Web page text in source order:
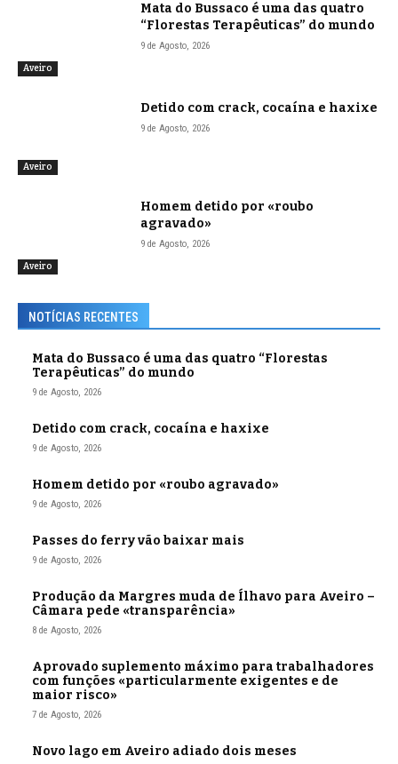
Aveiro
Mata do Bussaco é uma das quatro
“Florestas Terapêuticas” do mundo
9 de Agosto, 2026
Aveiro
Detido com crack, cocaína e haxixe
9 de Agosto, 2026
Aveiro
Homem detido por «roubo
agravado»
9 de Agosto, 2026
NOTÍCIAS RECENTES
Mata do Bussaco é uma das quatro “Florestas
Terapêuticas” do mundo
9 de Agosto, 2026
Detido com crack, cocaína e haxixe
9 de Agosto, 2026
Homem detido por «roubo agravado»
9 de Agosto, 2026
Passes do ferry vão baixar mais
9 de Agosto, 2026
Produção da Margres muda de Ílhavo para Aveiro –
Câmara pede «transparência»
8 de Agosto, 2026
Aprovado suplemento máximo para trabalhadores
com funções «particularmente exigentes e de
maior risco»
7 de Agosto, 2026
Novo lago em Aveiro adiado dois meses